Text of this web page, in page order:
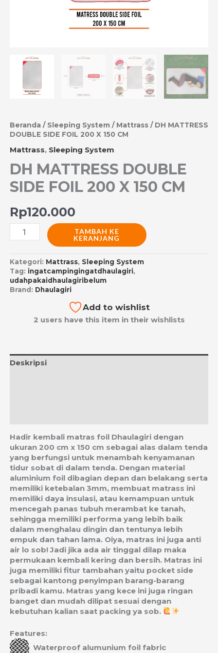
Beranda / Sleeping System / Mattrass / DH MATTRESS
DOUBLE SIDE FOIL 200 X 150 CM
Mattrass, Sleeping System
DH MATTRESS DOUBLE
SIDE FOIL 200 X 150 CM
Rp120.000
TAMBAH KE
KERANJANG
Kategori: Mattrass, Sleeping System
Tag: ingatcampingingatdhaulagiri,
udahpakaidhaulagiribelum
Brand: Dhaulagiri
Add to wishlist
2 users have this item in their wishlists
Deskripsi
Hadir kembali matras foil Dhaulagiri dengan
ukuran 200 cm x 150 cm sebagai alas dalam tenda
yang berfungsi untuk menambah kenyamanan
tidur sobat di dalam tenda. Dengan material
aluminium foil dibagian depan dan belakang serta
memiliki ketebalan 3mm, membuat matrass ini
memiliki daya insulasi, atau kemampuan untuk
mencegah panas tubuh merambat ke tanah,
sehingga memiliki performa yang lebih baik
dalam menghalau dingin dan tentunya lebih
empuk dan tahan lama. Oiya, matras ini juga anti
air lo sob! Jadi jika ada air tinggal dilap maka
permukaan kembali kering dan bersih. Matras ini
juga memiliki fitur tambahan yaitu pocket side
sebagai kantong penyimpan barang-barang
pribadi kamu. Matras yang kece ini juga ringan
banget dan mudah dilipat sesuai dengan
kebutuhan kalian saat packing ya sob.
Features:
Waterproof alumunium foil fabric